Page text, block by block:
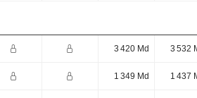
3 420 Md 3 532
1 349 Md 1 437